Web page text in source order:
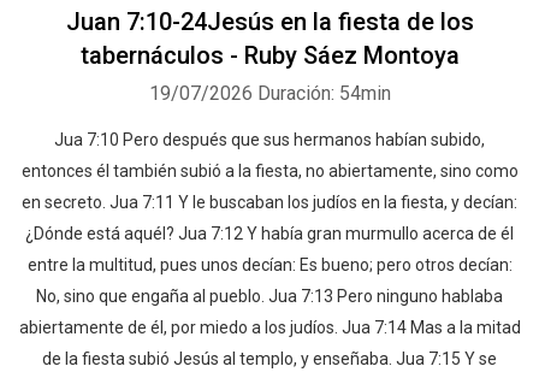
Juan 7:10-24Jesús en la fiesta de los
tabernáculos - Ruby Sáez Montoya
19/07/2026 Duración: 54min
Jua 7:10 Pero después que sus hermanos habían subido,
entonces él también subió a la fiesta, no abiertamente, sino como
en secreto. Jua 7:11 Y le buscaban los judíos en la fiesta, y decían:
¿Dónde está aquél? Jua 7:12 Y había gran murmullo acerca de él
entre la multitud, pues unos decían: Es bueno; pero otros decían:
No, sino que engaña al pueblo. Jua 7:13 Pero ninguno hablaba
abiertamente de él, por miedo a los judíos. Jua 7:14 Mas a la mitad
de la fiesta subió Jesús al templo, y enseñaba. Jua 7:15 Y se